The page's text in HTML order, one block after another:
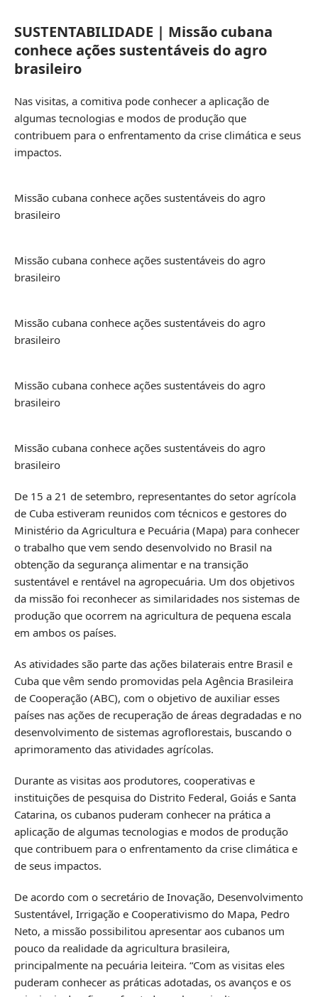
SUSTENTABILIDADE | Missão cubana
conhece ações sustentáveis do agro
brasileiro
Nas visitas, a comitiva pode conhecer a aplicação de
algumas tecnologias e modos de produção que
contribuem para o enfrentamento da crise climática e seus
impactos.
Missão cubana conhece ações sustentáveis do agro
brasileiro
Missão cubana conhece ações sustentáveis do agro
brasileiro
Missão cubana conhece ações sustentáveis do agro
brasileiro
Missão cubana conhece ações sustentáveis do agro
brasileiro
Missão cubana conhece ações sustentáveis do agro
brasileiro
De 15 a 21 de setembro, representantes do setor agrícola
de Cuba estiveram reunidos com técnicos e gestores do
Ministério da Agricultura e Pecuária (Mapa) para conhecer
o trabalho que vem sendo desenvolvido no Brasil na
obtenção da segurança alimentar e na transição
sustentável e rentável na agropecuária. Um dos objetivos
da missão foi reconhecer as similaridades nos sistemas de
produção que ocorrem na agricultura de pequena escala
em ambos os países.
As atividades são parte das ações bilaterais entre Brasil e
Cuba que vêm sendo promovidas pela Agência Brasileira
de Cooperação (ABC), com o objetivo de auxiliar esses
países nas ações de recuperação de áreas degradadas e no
desenvolvimento de sistemas agroflorestais, buscando o
aprimoramento das atividades agrícolas.
Durante as visitas aos produtores, cooperativas e
instituições de pesquisa do Distrito Federal, Goiás e Santa
Catarina, os cubanos puderam conhecer na prática a
aplicação de algumas tecnologias e modos de produção
que contribuem para o enfrentamento da crise climática e
de seus impactos.
De acordo com o secretário de Inovação, Desenvolvimento
Sustentável, Irrigação e Cooperativismo do Mapa, Pedro
Neto, a missão possibilitou apresentar aos cubanos um
pouco da realidade da agricultura brasileira,
principalmente na pecuária leiteira. “Com as visitas eles
puderam conhecer as práticas adotadas, os avanços e os